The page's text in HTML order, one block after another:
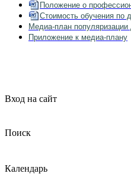
Положение о
Стоимость обучения по
Медиа-план популяризации
Приложение к медиа-плану
Вход на сайт
Поиск
Календарь